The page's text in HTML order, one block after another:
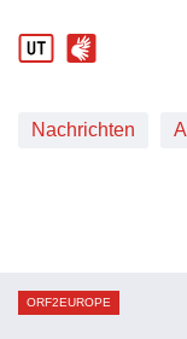
Nachrichten
ORF2EUROPE